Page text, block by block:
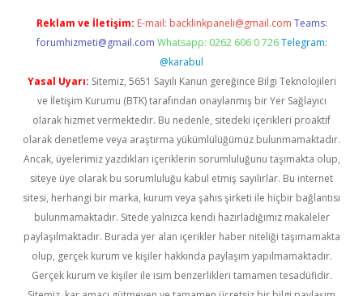
Reklam ve İletişim: E-mail: backlinkpaneli@gmail.com Teams:
forumhizmeti@gmail.com Whatsapp: 0262 606 0 726 Telegram:
@karabul
Yasal Uyarı: Sitemiz, 5651 Sayılı Kanun gereğince Bilgi Teknolojileri
ve İletişim Kurumu (BTK) tarafından onaylanmış bir Yer Sağlayıcı
olarak hizmet vermektedir. Bu nedenle, sitedeki içerikleri proaktif
olarak denetleme veya araştırma yükümlülüğümüz bulunmamaktadır.
Ancak, üyelerimiz yazdıkları içeriklerin sorumluluğunu taşımakta olup,
siteye üye olarak bu sorumluluğu kabul etmiş sayılırlar. Bu internet
sitesi, herhangi bir marka, kurum veya şahıs şirketi ile hiçbir bağlantısı
bulunmamaktadır. Sitede yalnızca kendi hazırladığımız makaleler
paylaşılmaktadır. Burada yer alan içerikler haber niteliği taşımamakta
olup, gerçek kurum ve kişiler hakkında paylaşım yapılmamaktadır.
Gerçek kurum ve kişiler ile isim benzerlikleri tamamen tesadüfidir.